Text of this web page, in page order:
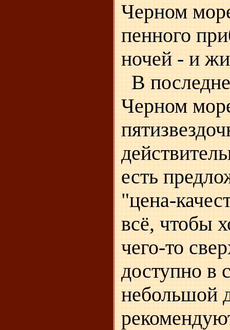
Черном
пенного
ночей - и
В
Черном
есть
"цена-
всё, чтобы
чего-то
доступно в
небольшой